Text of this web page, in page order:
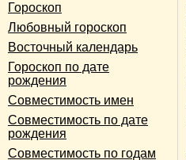
Гороскоп
Любовный гороскоп
Восточный календарь
Гороскоп по дате
рождения
Совместимость имен
Совместимость по дате
рождения
Совместимость по годам